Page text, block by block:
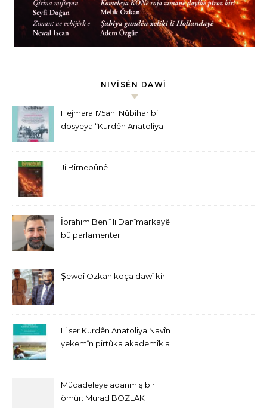
NIVÎSÊN DAWÎ
Hejmara 175an: Nûbihar bi
dosyeya “Kurdên Anatoliya
Ji Bîrnebûnê
İbrahim Benlî li Danîmarkayê
bû parlamenter
Şewqî Ozkan koça dawî kir
Li ser Kurdên Anatoliya Navîn
yekemîn pirtûka akademîk a
Mücadeleye adanmış bir
ömür: Murad BOZLAK